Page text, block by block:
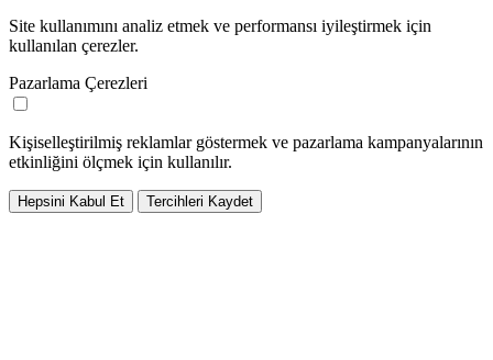
Site kullanımını analiz etmek ve performansı iyileştirmek için
kullanılan çerezler.
Pazarlama Çerezleri
Kişiselleştirilmiş reklamlar göstermek ve pazarlama kampanyalarının
etkinliğini ölçmek için kullanılır.
Hepsini Kabul Et Tercihleri Kaydet